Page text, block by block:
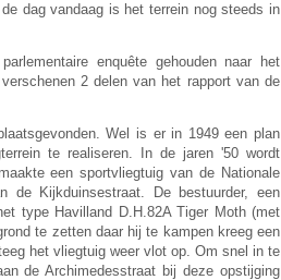
dag vandaag is het terrein nog steeds in
enquête gehouden naar het
2 delen van het rapport van de
Wel is er in 1949 een plan
te realiseren. In de jaren '50 wordt
een sportvliegtuig van de Nationale
de Kijkduinsestraat. De bestuurder, een
type Havilland D.H.82A Tiger Moth (met
te zetten daar hij te kampen kreeg een
het vliegtuig weer vlot op. Om snel in te
de Archimedesstraat bij deze opstijging